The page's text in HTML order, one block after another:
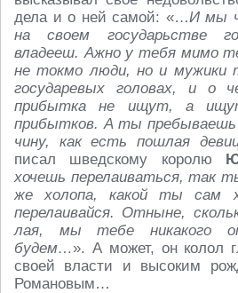
дела и о ней самой: «…И мы
на своем государьстве
владееш. Ажно у тебя мимо
не токмо люди, но и мужики
государевых головах, и о
прибытка не ищут, а
прибытков. А ты пребываешь
чину, как есть пошлая
писал шведскому королю
хочешь перелаиваться, так
же холопа, какой ты сам
перелаивайся. Отныне,
лая, мы тебе никакого
будем…». А может, он колол
своей власти и высоким
Романовым…